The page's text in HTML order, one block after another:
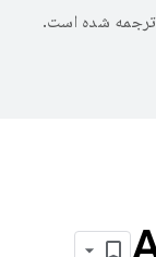
ترجمه شده است.